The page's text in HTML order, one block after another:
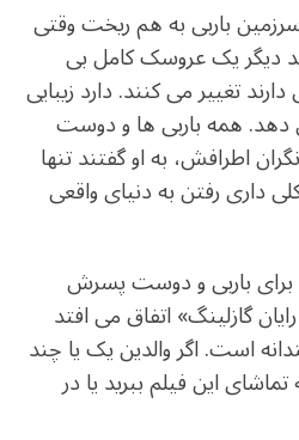
باربی به هم ریخت وقتی
دیگر یک عروسک کامل بی
تغییر می کنند. دارد زیبایی
همه باربی ها و دوست
اطرافش، به او گفتند تنها
داری رفتن به دنیای واقعی
برای باربی و دوست پسرش
گازلینگ» اتفاق می افتد
است. اگر والدین یک یا چند
این فیلم ببرید یا در